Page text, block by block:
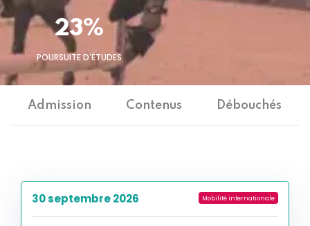
23%
POURSUITE D'ÉTUDES
Admission Contenus Débouchés
30 septembre 2026 Mobilité internationale